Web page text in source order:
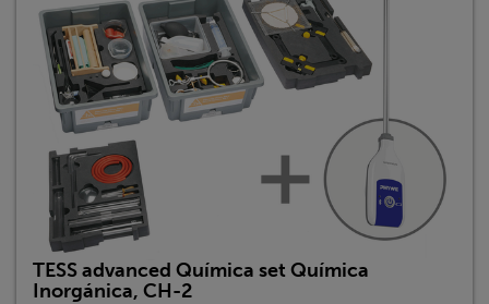
TESS advanced Química set Química
Inorgánica, CH-2